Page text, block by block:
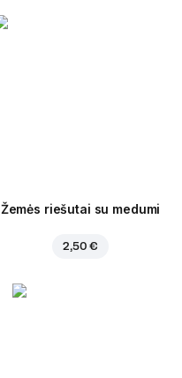
Žemės riešutai su medumi
2,50 €